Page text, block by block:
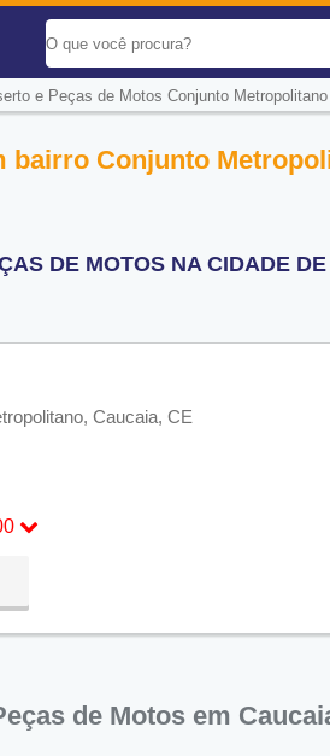
e Peças de Motos Conjunto Metropolitano
bairro Conjunto
DE MOTOS NA CIDADE
Caucaia, CE
de Motos em